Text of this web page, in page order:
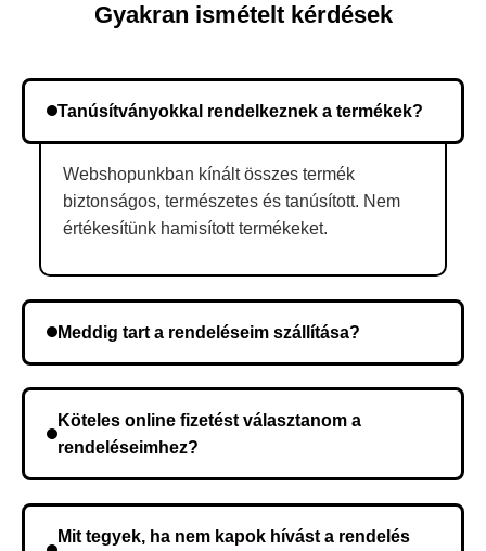
Gyakran ismételt kérdések
Tanúsítványokkal rendelkeznek a termékek?
Webshopunkban kínált összes termék
biztonságos, természetes és tanúsított. Nem
értékesítünk hamisított termékeket.
Meddig tart a rendeléseim szállítása?
kerül, és ez az időtartam függ a szállítási címtől.
Köteles online fizetést választanom a
rendeléseimhez?
Mit tegyek, ha nem kapok hívást a rendelés